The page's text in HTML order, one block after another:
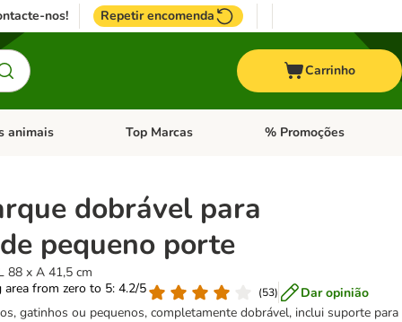
nos! Repetir encomenda
Carrinho
de categoria: Pássaros
animais Abrir menu de categoria: Outros animais
Top Marcas Abrir menu de categoria:
% Promoções
dobrável para
pequeno porte
88 x A 41,5 cm
from zero to 5: 4.2/5
(53)
Dar opinião
gatinhos ou pequenos, completamente dobrável, inclui suporte para